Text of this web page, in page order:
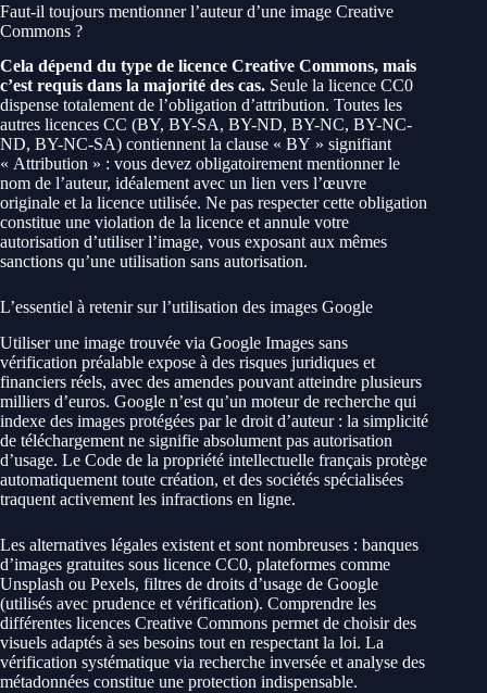
Faut-il toujours mentionner l’auteur d’une image Creative
Commons ?
Cela dépend du type de licence Creative Commons, mais
c’est requis dans la majorité des cas. Seule la licence CC0
dispense totalement de l’obligation d’attribution. Toutes les
autres licences CC (BY, BY-SA, BY-ND, BY-NC, BY-NC-
ND, BY-NC-SA) contiennent la clause « BY » signifiant
« Attribution » : vous devez obligatoirement mentionner le
nom de l’auteur, idéalement avec un lien vers l’œuvre
originale et la licence utilisée. Ne pas respecter cette obligation
constitue une violation de la licence et annule votre
autorisation d’utiliser l’image, vous exposant aux mêmes
sanctions qu’une utilisation sans autorisation.
L’essentiel à retenir sur l’utilisation des images Google
Utiliser une image trouvée via Google Images sans
vérification préalable expose à des risques juridiques et
financiers réels, avec des amendes pouvant atteindre plusieurs
milliers d’euros. Google n’est qu’un moteur de recherche qui
indexe des images protégées par le droit d’auteur : la simplicité
de téléchargement ne signifie absolument pas autorisation
d’usage. Le Code de la propriété intellectuelle français protège
automatiquement toute création, et des sociétés spécialisées
traquent activement les infractions en ligne.
Les alternatives légales existent et sont nombreuses : banques
d’images gratuites sous licence CC0, plateformes comme
Unsplash ou Pexels, filtres de droits d’usage de Google
(utilisés avec prudence et vérification). Comprendre les
différentes licences Creative Commons permet de choisir des
visuels adaptés à ses besoins tout en respectant la loi. La
vérification systématique via recherche inversée et analyse des
métadonnées constitue une protection indispensable.